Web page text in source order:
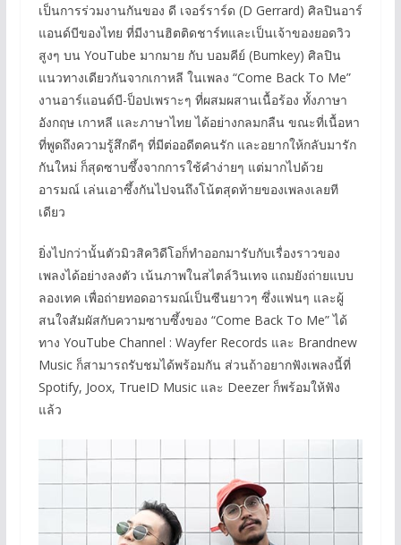
เป็นการร่วมงานกันของ ดี เจอร์ราร์ด (D Gerrard) ศิลปินอาร์
แอนด์บีของไทย ที่มีงานฮิตติดชาร์ทและเป็นเจ้าของยอดวิว
สูงๆ บน YouTube มากมาย กับ บอมคีย์ (Bumkey) ศิลปิน
แนวทางเดียวกันจากเกาหลี ในเพลง “Come Back To Me”
งานอาร์แอนด์บี-ป็อปเพราะๆ ที่ผสมผสานเนื้อร้อง ทั้งภาษา
อังกฤษ เกาหลี และภาษาไทย ได้อย่างกลมกลืน ขณะที่เนื้อหา
ที่พูดถึงความรู้สึกดีๆ ที่มีต่ออดีตคนรัก และอยากให้กลับมารัก
กันใหม่ ก็สุดซาบซึ้งจากการใช้คำง่ายๆ แต่มากไปด้วย
อารมณ์ เล่นเอาซึ้งกันไปจนถึงโน้ตสุดท้ายของเพลงเลยที
เดียว
ยิ่งไปกว่านั้นตัวมิวสิควิดีโอก็ทำออกมารับกับเรื่องราวของ
เพลงได้อย่างลงตัว เน้นภาพในสไตล์วินเทจ แถมยังถ่ายแบบ
ลองเทค เพื่อถ่ายทอดอารมณ์เป็นซีนยาวๆ ซึ่งแฟนๆ และผู้
สนใจสัมผัสกับความซาบซึ้งของ “Come Back To Me” ได้
ทาง YouTube Channel : Wayfer Records และ Brandnew
Music ก็สามารถรับชมได้พร้อมกัน ส่วนถ้าอยากฟังเพลงนี้ที่
Spotify, Joox, TrueID Music และ Deezer ก็พร้อมให้ฟัง
แล้ว